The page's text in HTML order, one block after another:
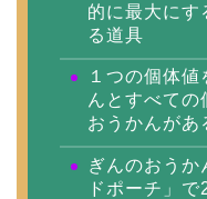
的に最大にす
る道具
１つの個体
んとすべての
おうかんがあ
ぎんのおうか
ドポーチ」